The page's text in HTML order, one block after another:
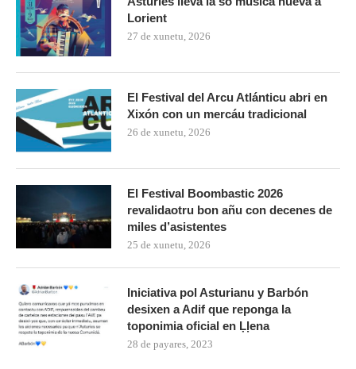
Lorient
27 de xunetu, 2026
El Festival del Arcu Atlánticu abri en
Xixón con un mercáu tradicional
26 de xunetu, 2026
El Festival Boombastic 2026
revalidaotru bon añu con decenes de
miles d’asistentes
25 de xunetu, 2026
Iniciativa pol Asturianu y Barbón
desixen a Adif que reponga la
toponimia oficial en Ḷḷena
28 de payares, 2023